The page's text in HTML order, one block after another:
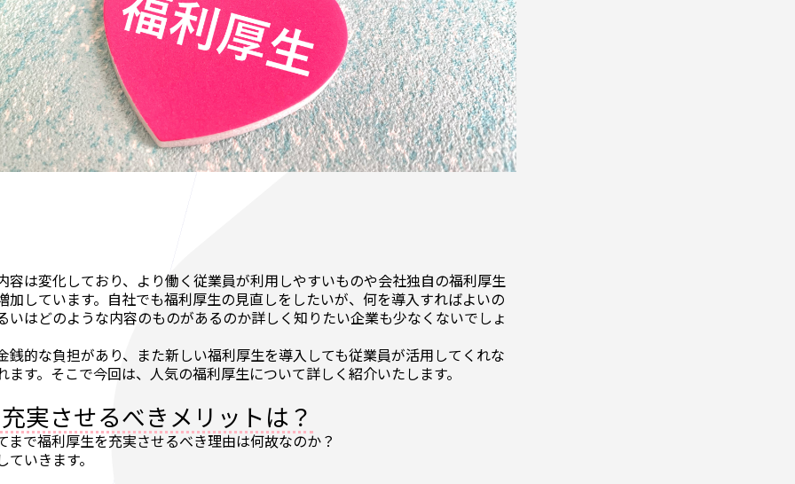
容は変化しており、より働く従業員が利用しやすいものや会社独自の福利厚生
加しています。自社でも福利厚生の見直しをしたいが、何を導入すればよいの
いはどのような内容のものがあるのか詳しく知りたい企業も少なくないでしょ
銭的な負担があり、また新しい福利厚生を導入しても従業員が活用してくれな
ます。そこで今回は、人気の福利厚生について詳しく紹介いたします。
実させるべきメリットは？
まで福利厚生を充実させるべき理由は何故なのか？
いきます。